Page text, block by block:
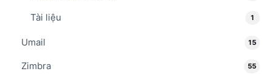
Tài liệu 1
Umail 15
Zimbra 55